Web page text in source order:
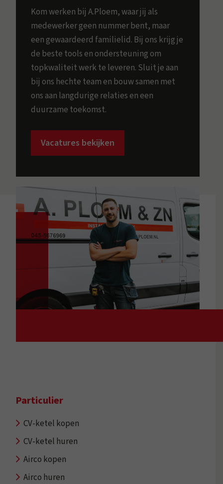
Kom werken bij A.Ploem, waar jij als
medewerker geen nummer bent, maar
een gewaardeerd familielid. Bij ons krijg je
de beste tools en ondersteuning om
topkwaliteit werk te leveren. Sluit je aan
bij ons hechte team en bouw samen met
ons aan langdurige relaties en een
duurzame toekomst.
Vacatures bekijken
Particulier
CV-ketel kopen
CV-ketel huren
Airco kopen
Airco huren